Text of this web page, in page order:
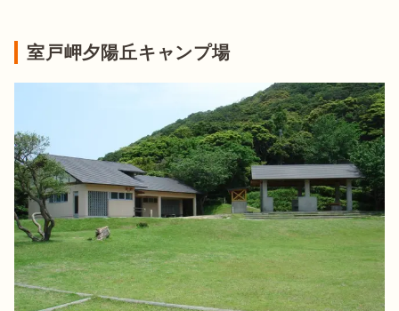
室戸岬夕陽丘キャンプ場